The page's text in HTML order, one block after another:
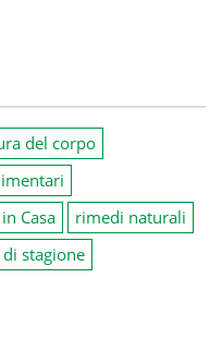
del corpo
Casa
rimedi naturali
stagione